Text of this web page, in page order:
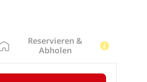
Reservieren &
Abholen